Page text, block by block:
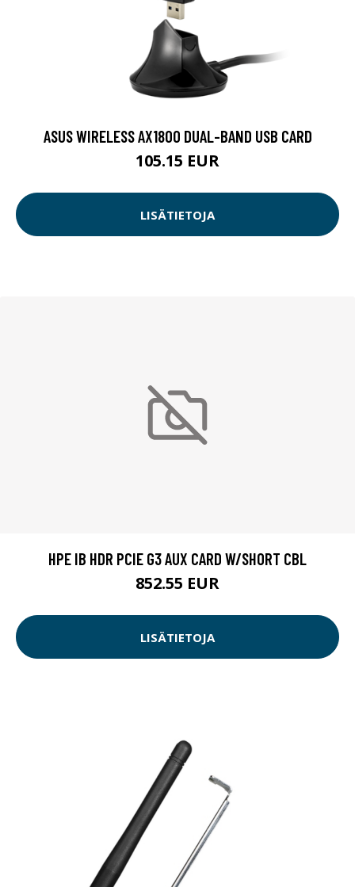
ASUS WIRELESS AX1800 DUAL-BAND USB CARD
105.15 EUR
LISÄTIETOJA
HPE IB HDR PCIE G3 AUX CARD W/SHORT CBL
852.55 EUR
LISÄTIETOJA